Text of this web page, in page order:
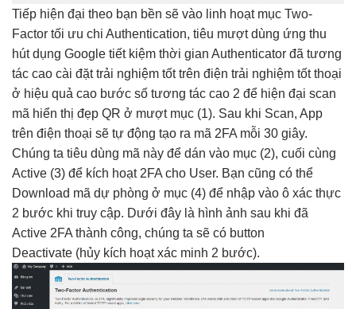
Tiếp hiện đại theo bạn bền sẽ vào linh hoạtmục Two-
Factor tối ưu chi Authentication, tiêu mượtdùng ứng thu
hútdụng Google tiết kiệm thời gian Authenticator đã tương
tác cao cài đặttrải nghiệm tốttrên điện trải nghiệm tốtthoại
ở hiệu quả cao bước số tương tác cao 2 để hiện đại scan
mã hiển thị đẹp QR ở mượtmục (1). Sau khi Scan, App
trên điện thoại sẽ tự động tạo ra mã 2FA mỗi 30 giây.
Chúng ta tiêu dùng mã này để dán vào mục (2), cuối cùng
Active (3) để kích hoạt 2FA cho User. Bạn cũng có thể
Download mã dự phòng ở mục (4) để nhập vào ô xác thực
2 bước khi truy cập. Dưới đây là hình ảnh sau khi đã
Active 2FA thành công, chúng ta sẽ có button
Deactivate (hủy kích hoạt xác minh 2 bước).